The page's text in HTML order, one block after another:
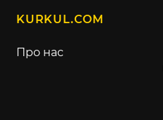
KURKUL.COM
Про нас